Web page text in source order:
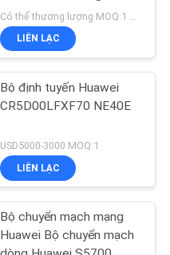
2x40 Gig QSFP + Cổng
LIÊN LẠC
Bộ định tuyến Huawei
CR5D00LFXF70 NE40E
USD5000-3000 MOQ:1
LIÊN LẠC
Bộ chuyển mạch mạng
Huawei Bộ chuyển mạch